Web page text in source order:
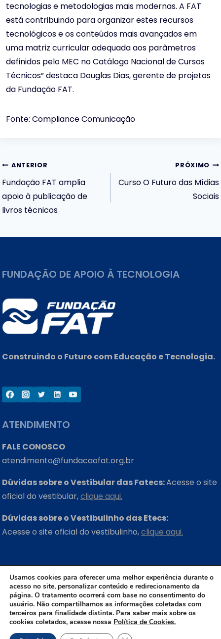
tecnologias e metodologias mais modernas. A FAT
está contribuindo para organizar estes recursos
tecnológicos e os conteúdos mais avançados em
uma matriz curricular adequada aos parâmetros
definidos pelo MEC no Catálogo Nacional de Cursos
Técnicos” destaca Douglas Dias, gerente de projetos
da Fundação FAT.
Fonte: Compliance Comunicação
Navegação
de
Post
ANTERIOR
Fundação FAT amplia
apoio à publicação de
livros técnicos
PRÓXIMO
Curso O Futuro das Mídias
Sociais
FUNDAÇÃO DE APOIO À TECNOLOGIA
Construindo o Futuro com Educação e Tecnologia.
ATENDIMENTO
FALE CONOSCO
atendimento@fundacaofat.org.br
Dúvidas sobre o Vestibular das Fatecs:Acesse o site
oficial do vestibular,clique aqui.
Dúvidas sobre o Vestibulinho das Etecs:
Acesse o site oficial do vestibulinho,clique aqui.
ONDE ESTAMOS
Rua Três Rios, 131 – Bom Retiro – São Paulo – SP
CEP: 01123-001
+55 (11) 3311-2660
Usamos cookies para oferecer uma melhor experiência durante o
acesso no site, personalizar conteúdo e redirecionamento da
página. O tratamento ocorrerá com base no consentimento do
usuário. Não compartilhamos as informações coletadas com
terceiros para finalidade distinta. Para saber mais sobre os
cookies coletados, acesse nossa Política de Cookies.